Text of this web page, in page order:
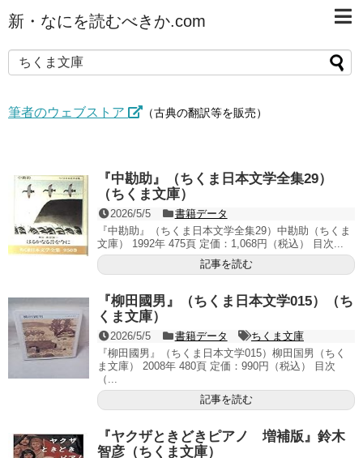
新・なにを読むべきか.com
筆者のウェブストア （古典の翻訳等を販売）
『中勘助』（ちくま日本文学全集29）
（ちくま文庫）
2026/5/5
書籍データ
『中勘助』（ちくま日本文学全集29）中勘助（ちくま
文庫） 1992年 475頁 定価：1,068円（税込） 目次...
記事を読む
『柳田國男』（ちくま日本文学015）（ち
くま文庫）
2026/5/5 書籍データ
ちくま文庫
『柳田國男』（ちくま日本文学015）柳田国男（ちく
ま文庫） 2008年 480頁 定価：990円（税込） 目次
（...
記事を読む
『ヤクザときどきピアノ 増補版』鈴木
智彦（ちくま文庫）